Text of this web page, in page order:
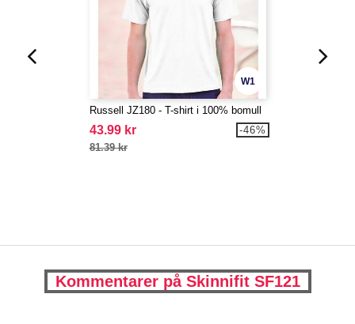
W1
Russell JZ180 - T-shirt i 100% bomull
43.99 kr
81.39 kr
-46%
Kommentarer på Skinnifit SF121